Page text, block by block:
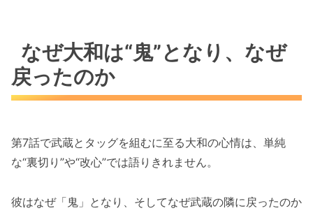
なぜ大和は“鬼”となり、なぜ
戻ったのか
第7話で武蔵とタッグを組むに至る大和の心情は、単純
な“裏切り”や“改心”では語りきれません。
彼はなぜ「鬼」となり、そしてなぜ武蔵の隣に戻ったのか